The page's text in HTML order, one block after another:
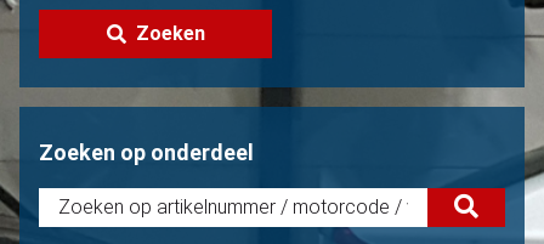
Zoeken
Zoeken op onderdeel